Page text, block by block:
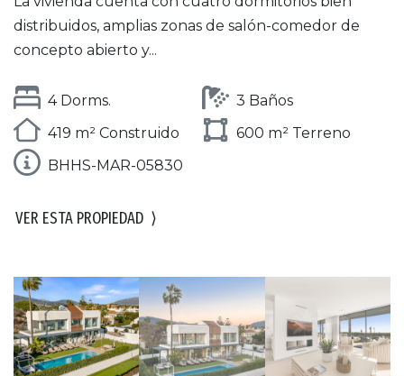
distribuidos, amplias zonas de salón-comedor de
concepto abierto y...
4 Dorms.
3 Baños
419 m² Construido
600 m² Terreno
BHHS-MAR-05830
VER ESTA PROPIEDAD ⟩